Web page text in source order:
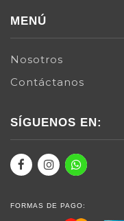
MENÚ
Nosotros
Contáctanos
SÍGUENOS EN:
FORMAS DE PAGO: